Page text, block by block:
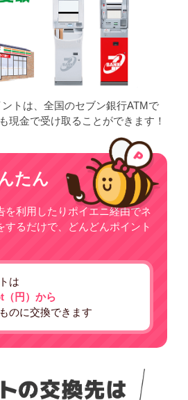
トは、全国のセブン銀行ATMで
現金で受け取ることができます！
たん
を利用したりポイエニ経由でネ
するだけで、どんどんポイント
は
（円）から
のに交換できます